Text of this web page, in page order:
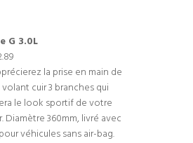
G 3.0L
la prise en main de
cuir 3 branches qui
le look sportif de votre
Diamètre 360mm, livré avec
véhicules sans air-bag.